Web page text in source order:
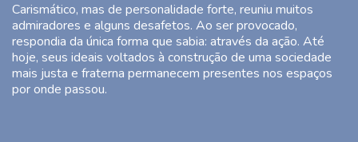
Carismático, mas de personalidade forte, reuniu muitos
admiradores e alguns desafetos. Ao ser provocado,
respondia da única forma que sabia: através da ação. Até
hoje, seus ideais voltados à construção de uma sociedade
mais justa e fraterna permanecem presentes nos espaços
por onde passou.